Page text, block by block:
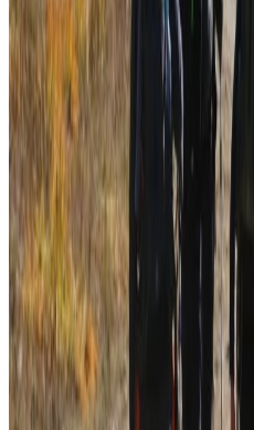
प्रधानमन्त्रीसहित तीन दलका
छलफलपछि सञ्चारमन्त्री जगदीश
बनाउनको लागि पूर्वप्रधानमन्त्री
तयार रहेको संकेत गर्नुभएको छ ।
यस वेवसाइटमा प्रकाशित समाचार,
प्रतिक्रिया, गुनासो, सुझाव र सल्लाह
पठाउनुहोला । तपाईंको सहयोगले
टेवा पुग्नेछ । सम्पर्क इमेल :
शेयर:
प्रतिक्रिया दिनुहोस